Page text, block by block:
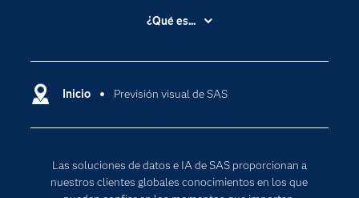
Inicio Previsión visual de SAS
Las soluciones de datos e IA de SAS proporcionan a
nuestros clientes globales conocimientos en los que
Accesibilidad
Compañía
Comunidades
Documentación
¿Qué es...
Cloud Computing